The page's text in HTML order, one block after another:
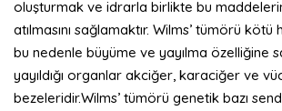
oluşturmak ve idrarla birlikte bu
atılmasını sağlamaktır. Wilms’ tümörü
bu nedenle büyüme ve yayılma özelliğine
yayıldığı organlar akciğer, karaciğer ve
bezeleridir.Wilms’ tümörü genetik bazı